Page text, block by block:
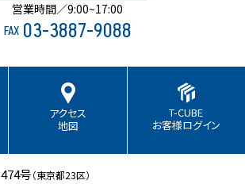
営業時間／9:00~17:00
FAX 03-3887-9088
アクセス
地図
T-CUBE
お客様ログイン
474号（東京都23区）